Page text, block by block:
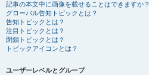
記事の本文中に画像を載せることはできますか？
グローバル告知トピックとは？
告知トピックとは？
注目トピックとは？
閉鎖トピックとは？
トピックアイコンとは？
ユーザーレベルとグループ